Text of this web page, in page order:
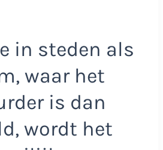
in steden als
waar het
is dan
wordt het